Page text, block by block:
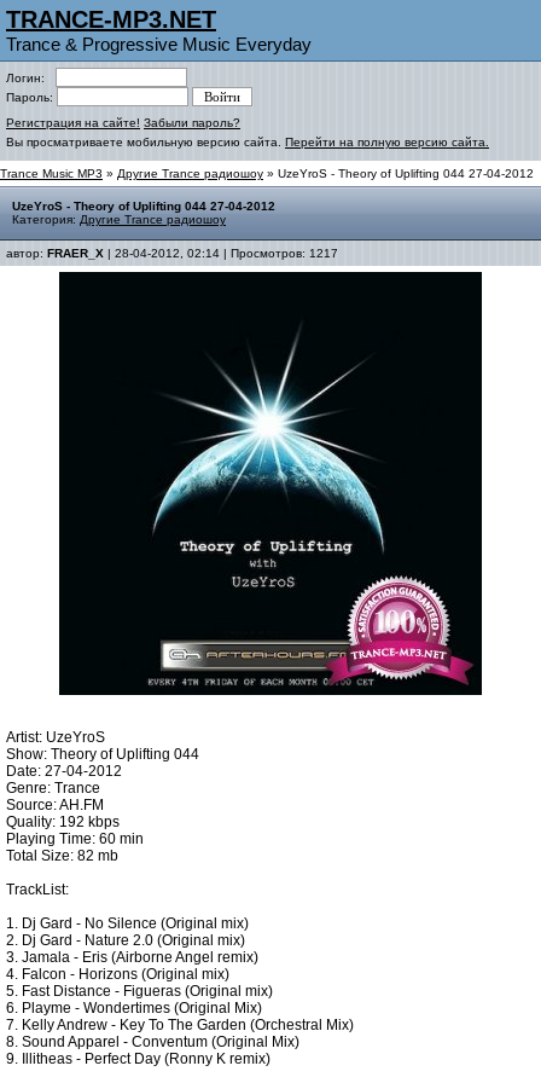
TRANCE-MP3.NET
Trance & Progressive Music Everyday
Логин:
Пароль:
Регистрация на сайте! Забыли пароль?
Вы просматриваете мобильную версию сайта. Перейти на полную версию сайта.
Trance Music MP3 » Другие Trance радиошоу » UzeYroS - Theory of Uplifting 044 27-04-2012
UzeYroS - Theory of Uplifting 044 27-04-2012
Категория: Другие Trance радиошоу
автор: FRAER_X | 28-04-2012, 02:14 | Просмотров: 1217
Artist: UzeYroS
Show: Theory of Uplifting 044
Date: 27-04-2012
Genre: Trance
Source: AH.FM
Quality: 192 kbps
Playing Time: 60 min
Total Size: 82 mb
TrackList:
1. Dj Gard - No Silence (Original mix)
2. Dj Gard - Nature 2.0 (Original mix)
3. Jamala - Eris (Airborne Angel remix)
4. Falcon - Horizons (Original mix)
5. Fast Distance - Figueras (Original mix)
6. Playme - Wondertimes (Original Mix)
7. Kelly Andrew - Key To The Garden (Orchestral Mix)
8. Sound Apparel - Conventum (Original Mix)
9. Illitheas - Perfect Day (Ronny K remix)